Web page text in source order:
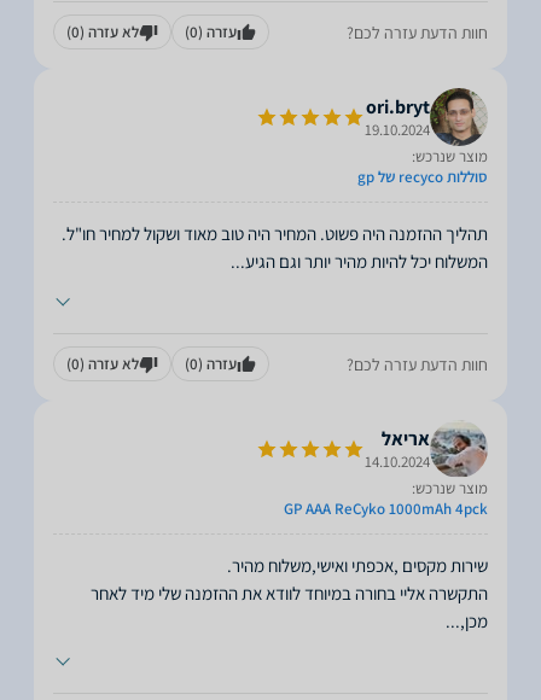
חוות הדעת עזרה לכם? עזרה (0) לא עזרה (0)
ori.bryt
19.10.2024
מוצר שנרכש:
סוללות recyco של gp
תהליך ההזמנה היה פשוט. המחיר היה טוב מאוד ושקול למחיר חו"ל.
המשלוח יכל להיות מהיר יותר וגם הגיע...
חוות הדעת עזרה לכם? עזרה (0) לא עזרה (0)
אריאל
14.10.2024
מוצר שנרכש:
GP AAA ReCyko 1000mAh 4pck
התקשרה אליי בחורה במיוחד לוודא את ההזמנה שלי מיד לאחר
מכן,...